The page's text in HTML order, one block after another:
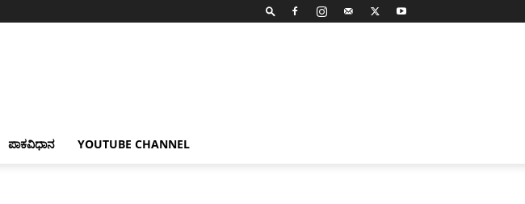
ಪಾಕವಿಧಾನ YOUTUBE CHANNEL